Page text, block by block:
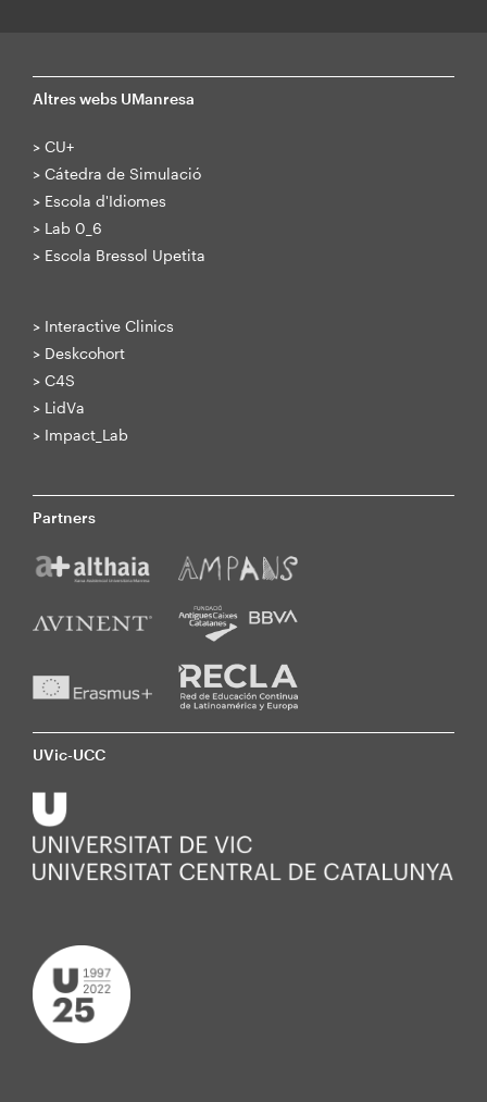
Altres webs UManresa
> CU+
> Cátedra de Simulació
> Escola d'Idiomes
> Lab 0_6
> Escola Bressol Upetita
> Interactive Clinics
> Deskcohort
> C4S
> LidVa
> Impact_Lab
Partners
UVic-UCC